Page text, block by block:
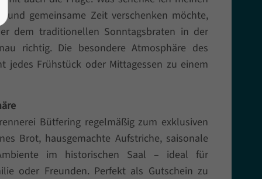
und gemeinsame Zeit verschenken möchte,
dem traditionellen Sonntagsbraten in der
richtig. Die besondere Atmosphäre des
jedes Frühstück oder Mittagessen zu einem
Bütfering regelmäßig zum exklusiven
Brot, hausgemachte Aufstriche, saisonale
im historischen Saal – ideal für
oder Freunden. Perfekt als Gutschein zu